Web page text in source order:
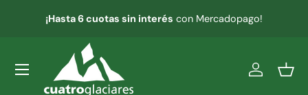
IR AL CONTENIDO
¡Hasta 6 cuotas sin interés con Mercadopago!
Iniciar
Menú